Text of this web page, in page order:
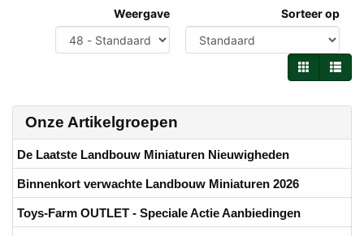
Onze Artikelgroepen
De Laatste Landbouw Miniaturen Nieuwigheden
Binnenkort verwachte Landbouw Miniaturen 2026
Toys-Farm OUTLET - Speciale Actie Aanbiedingen
Weergave Sorteer op